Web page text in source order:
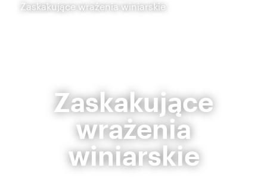
Zaskakujące wrażenia winiarskie
Zaskakujące
wrażenia
winiarskie